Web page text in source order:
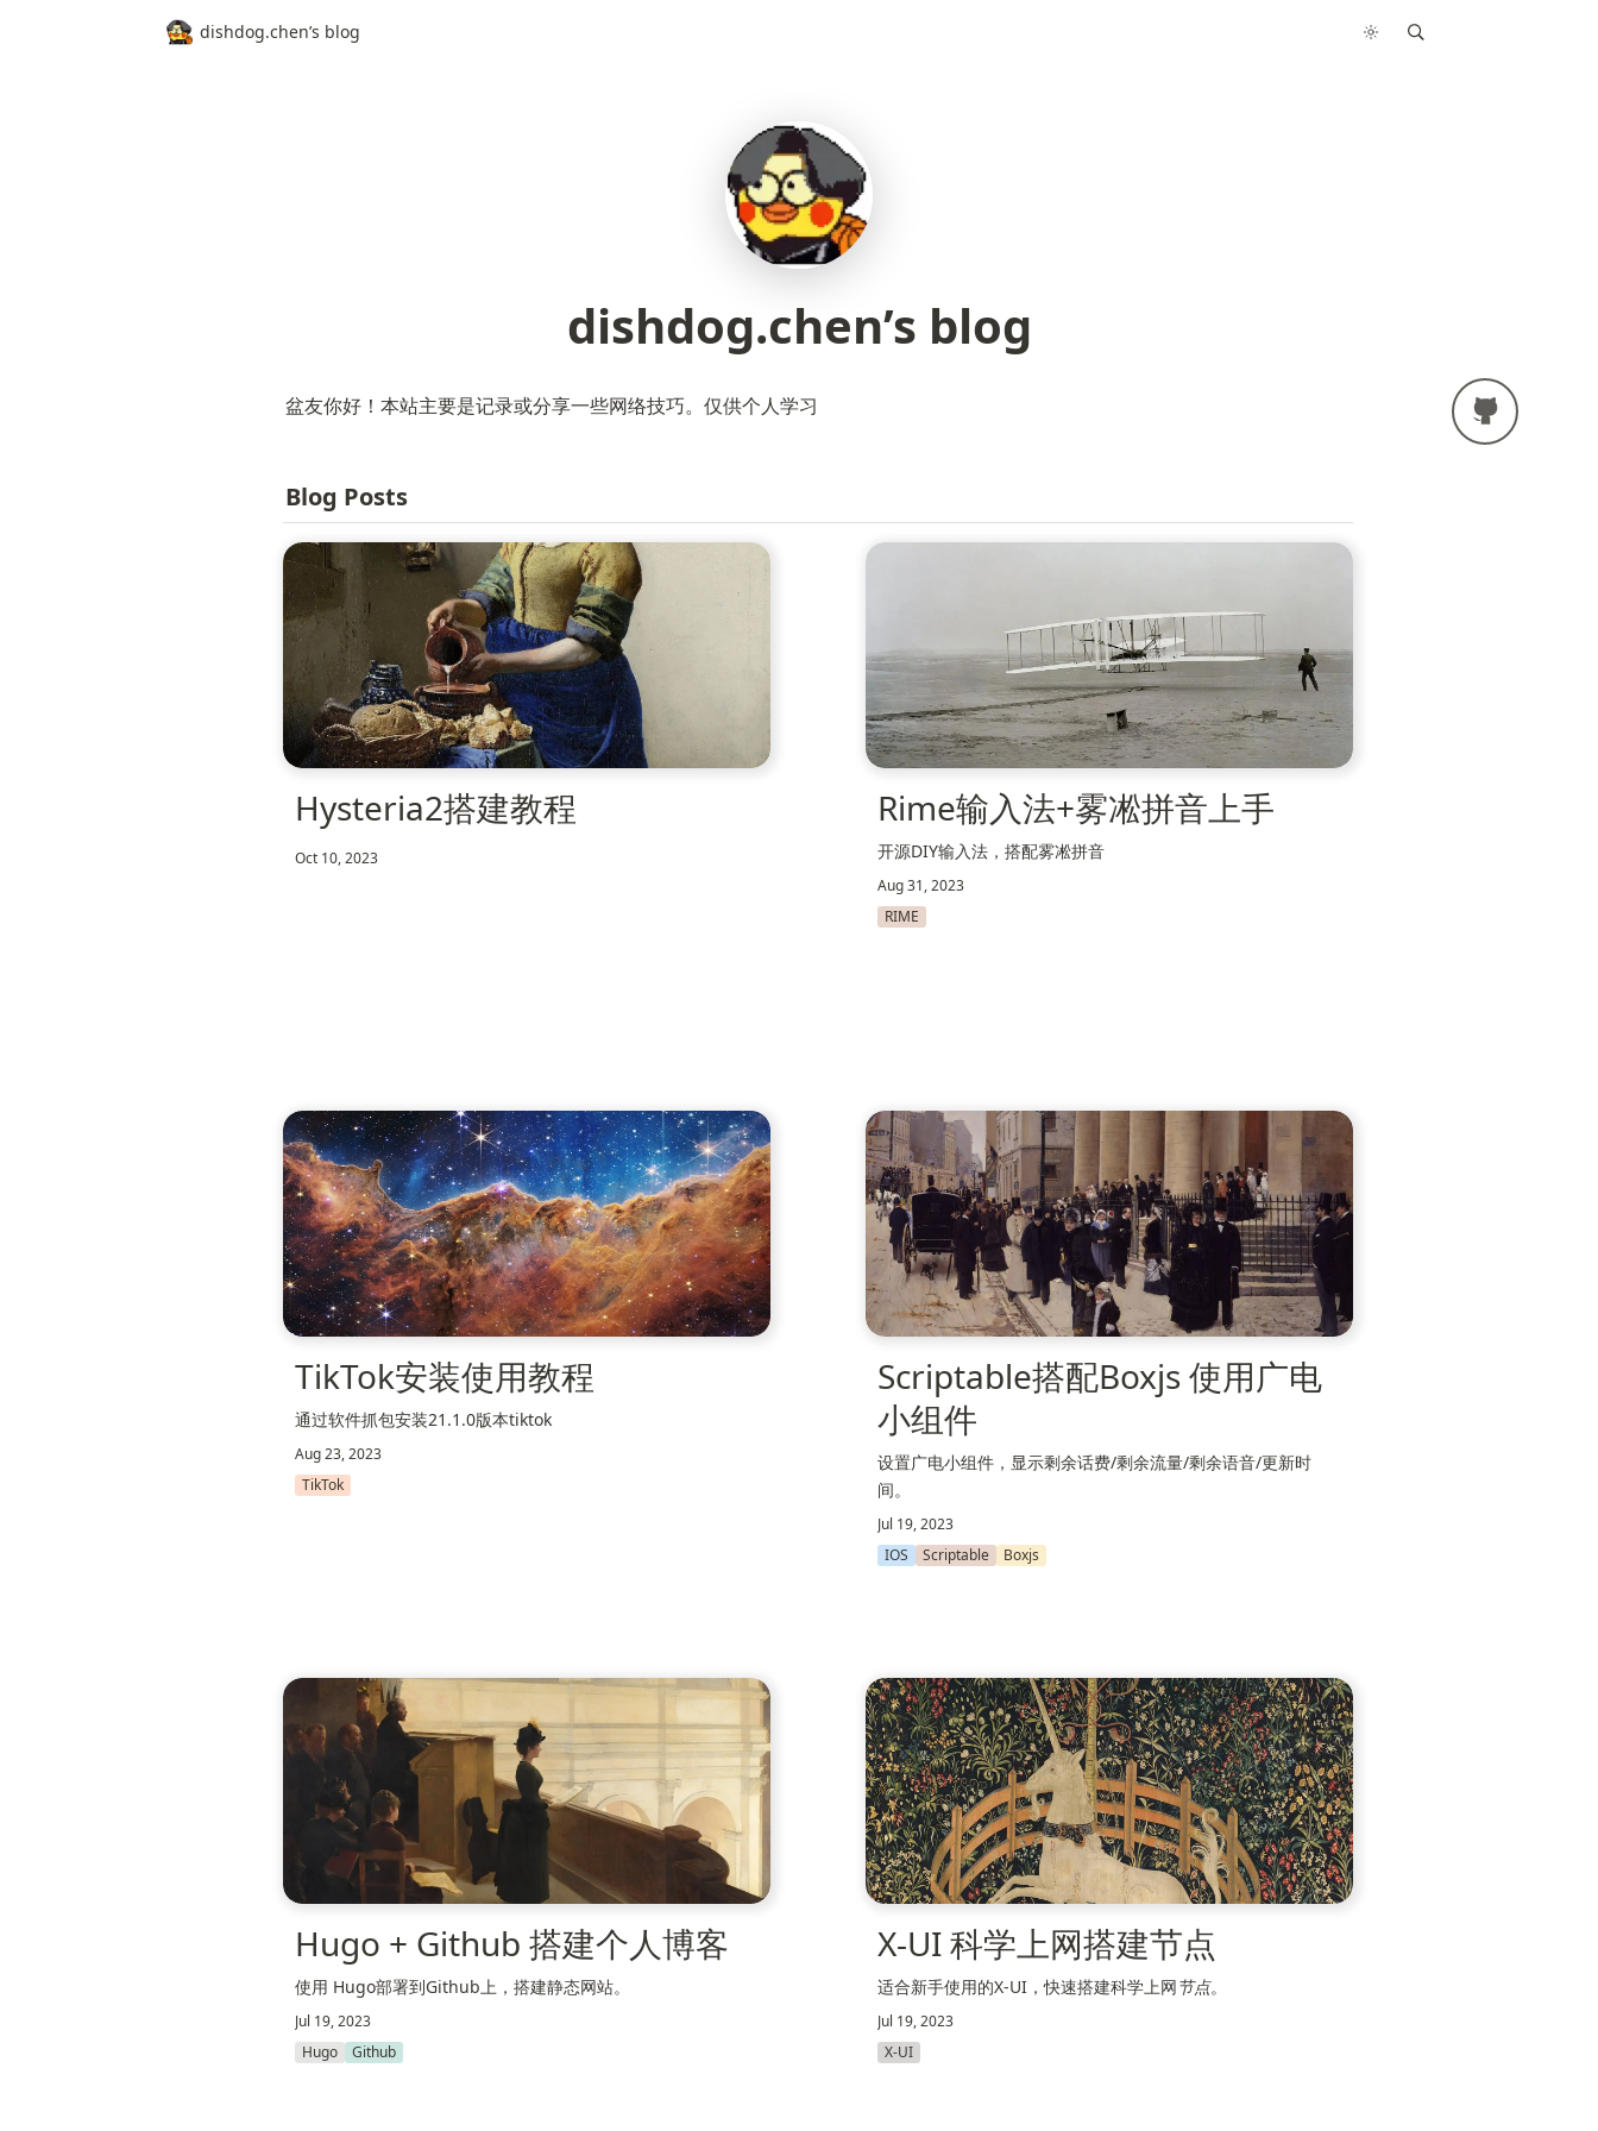
dishdog.chen’s blog
dishdog.chen’s blog
盆友你好！本站主要是记录或分享一些网络技巧。仅供个人学习
Blog Posts
Hysteria2搭建教程
Oct 10, 2023
Rime输入法+雾凇拼音上手
开源DIY输入法，搭配雾凇拼音
Aug 31, 2023
RIME
TikTok安装使用教程
通过软件抓包安装21.1.0版本tiktok
Aug 23, 2023
TikTok
Scriptable搭配Boxjs 使用广电
小组件
设置广电小组件，显示剩余话费/剩余流量/剩余语音/更新时
间。
Jul 19, 2023
IOS
Scriptable Boxjs
Hugo + Github 搭建个人博客
使用 Hugo部署到Github上，搭建静态网站。
Jul 19, 2023
Hugo
Github
X-UI 科学上网搭建节点
适合新手使用的X-UI，快速搭建科学上网节点。
Jul 19, 2023
X-UI